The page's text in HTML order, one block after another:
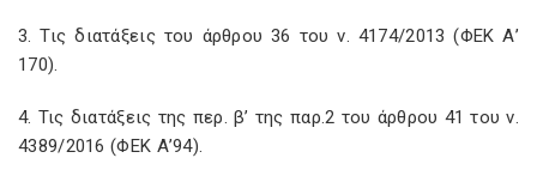
3. Τις διατάξεις του άρθρου 36 του ν. 4174/2013 (ΦΕΚ Α’
170).
4. Τις διατάξεις της περ. β’ της παρ.2 του άρθρου 41 του ν.
4389/2016 (ΦΕΚ Α’94).